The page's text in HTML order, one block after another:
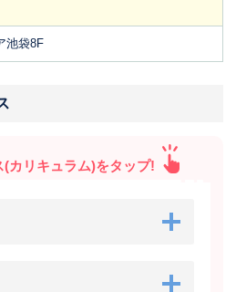
池袋8F
カリキュラム)をタップ!